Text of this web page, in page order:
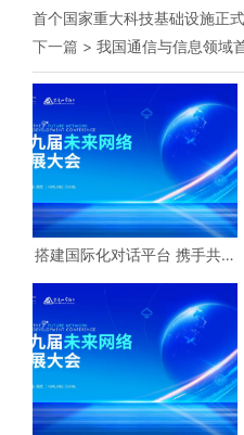
首个国家重大科技基础设施正
下一篇 > 我国通信与信息领域
搭建国际化对话平台 携手共创
坛 彰显未来网络发展大会丰硕
成果